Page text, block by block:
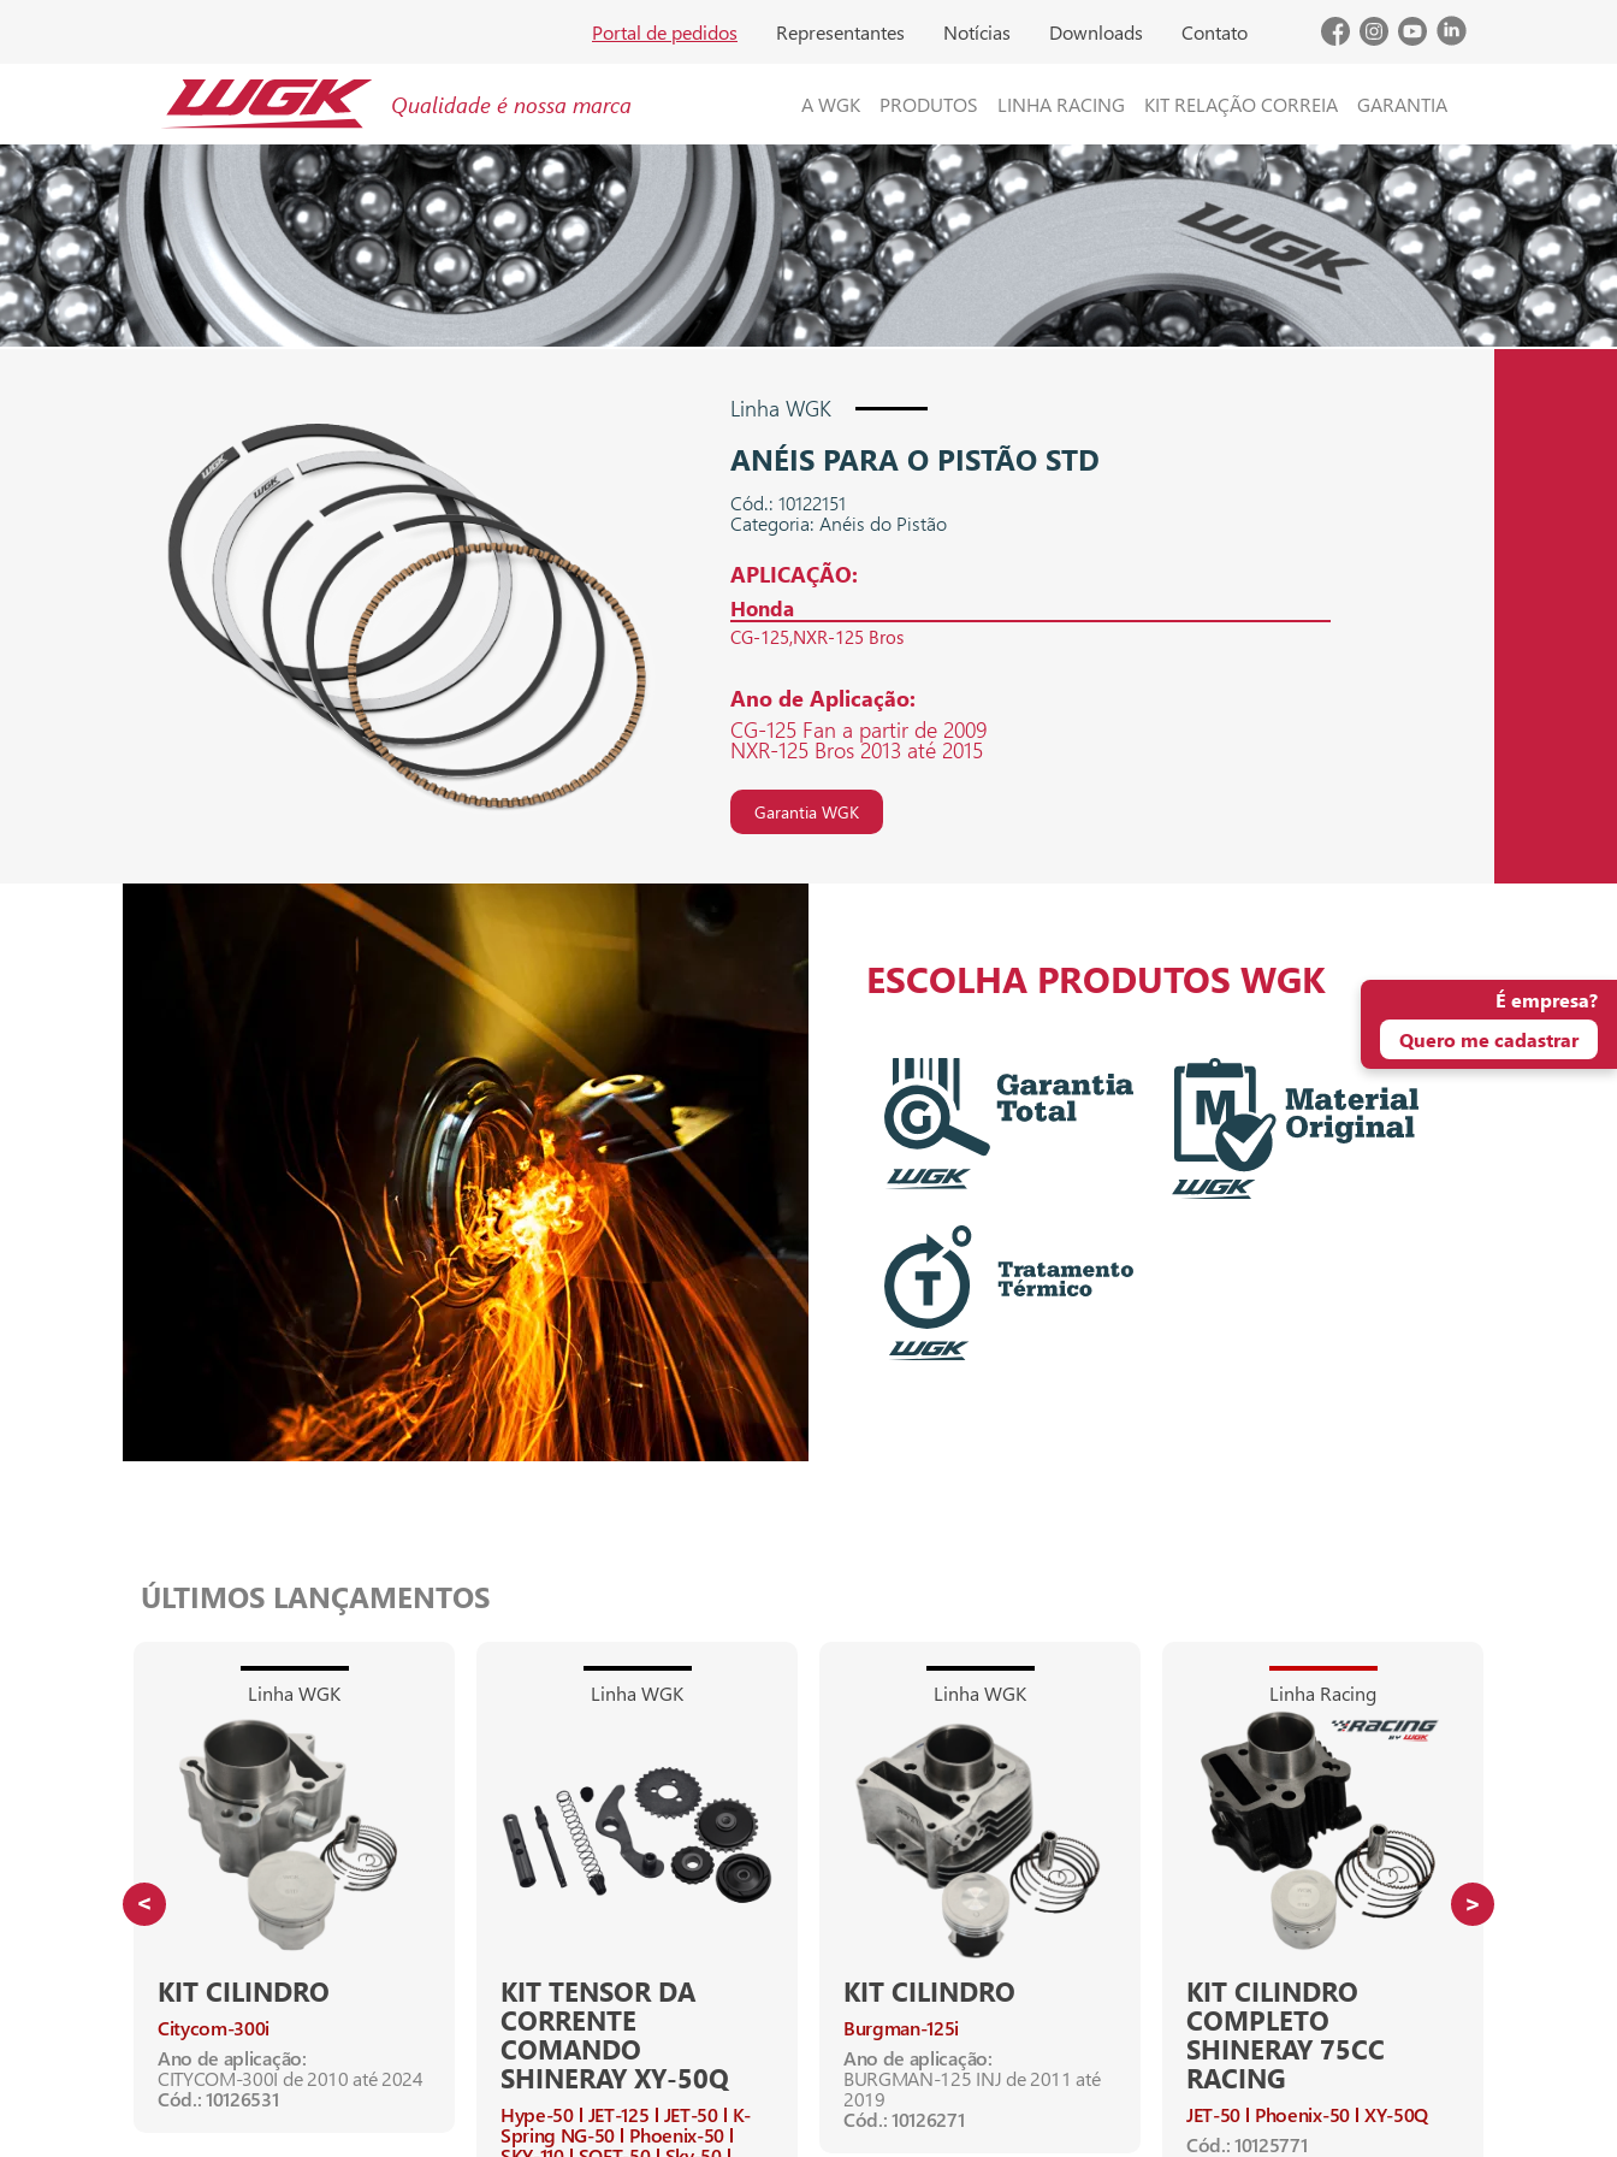
Portal de pedidos Representantes Notícias Downloads Contato
Qualidade é nossa marca A WGK PRODUTOS LINHA RACING KIT RELAÇÃO CORREIA GARANTIA
Linha WGK
ANÉIS PARA O PISTÃO STD
Cód.: 10122151
Categoria: Anéis do Pistão
APLICAÇÃO:
Honda
CG-125 NXR-125 Bros
Ano de Aplicação:
CG-125 Fan a partir de 2009
NXR-125 Bros 2013 até 2015
Garantia WGK
ESCOLHA PRODUTOS WGK
ÚLTIMOS LANÇAMENTOS
Linha WGK
KIT CILINDRO
Citycom-300i
Ano de aplicação:
CITYCOM-300I de 2010 até 2024
Cód.: 10126531
Linha WGK
KIT TENSOR DA
CORRENTE
COMANDO
SHINERAY XY-50Q
Hype-50 JET-125 JET-50
K-
Spring NG-50
Phoenix-50
Linha WGK
KIT CILINDRO
Burgman-125i
Ano de aplicação:
BURGMAN-125 INJ de 2011 até
2019
Cód.: 10126271
Linha Racing
KIT CILINDRO
COMPLETO
SHINERAY 75CC
RACING
JET-50 Phoenix-50 XY-50Q
Cód.: 10125771
É empresa?
Quero me cadastrar